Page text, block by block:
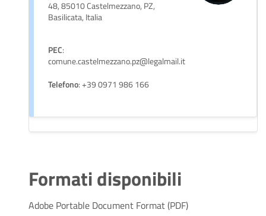
48, 85010 Castelmezzano, PZ,
Basilicata, Italia
PEC:
comune.castelmezzano.pz@legalmail.it
Telefono: +39 0971 986 166
Formati disponibili
Adobe Portable Document Format (PDF)